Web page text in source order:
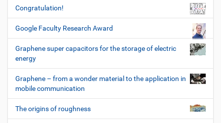
Congratulation!
Google Faculty Research Award
Graphene super capacitors for the storage of electric
energy
Graphene – from a wonder material to the application in
mobile communication
The origins of roughness